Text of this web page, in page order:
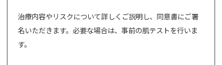
治療内容やリスクについて詳しくご説明し、同意書にご署
名いただきます。必要な場合は、事前の肌テストを行いま
す。